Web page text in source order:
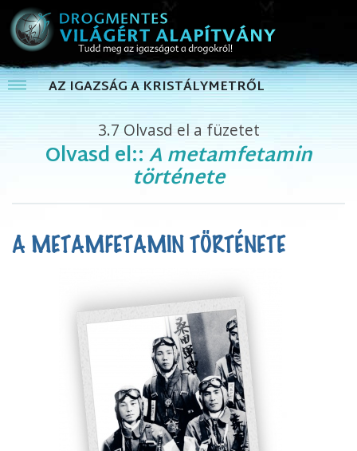
AZ IGAZSÁG A KRISTÁLYMETRŐL
3.7 Olvasd el a füzetet
Olvasd el::A metamfetamin
története
A METAMFETAMIN TÖRTÉNETE